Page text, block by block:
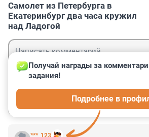
Самолет из Петербурга в
Екатеринбург два часа кружил
над Ладогой
***_123
Получай награды за
задания!
Подробнее в